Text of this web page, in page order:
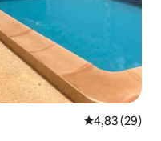
4,83 de uma
4,83 (29)